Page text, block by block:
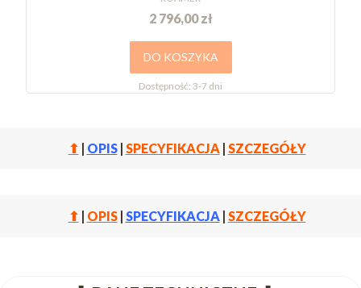
2 796,00 zł
DO KOSZYKA
Dostępność: 3-7 dni
⬆ OPIS| SPECYFIKACJA| SZCZEGÓŁY
⬆ OPIS| SPECYFIKACJA| SZCZEGÓŁY